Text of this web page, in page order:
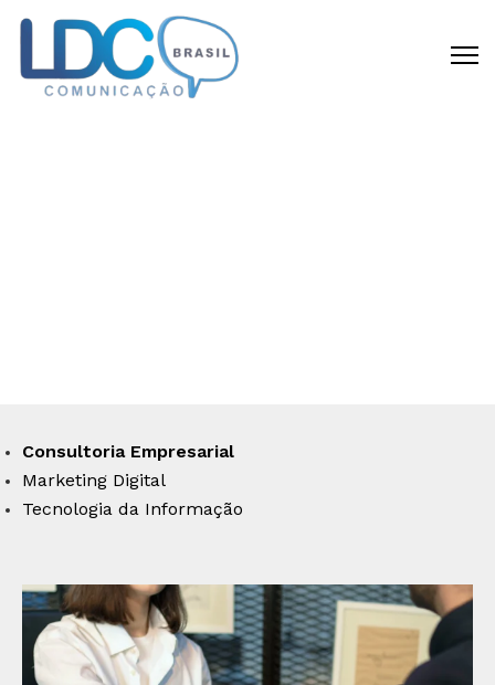
Consultoria Empresarial
Marketing Digital
Tecnologia da Informação